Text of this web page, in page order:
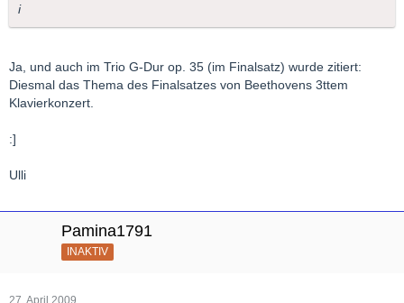
i
Ja, und auch im Trio G-Dur op. 35 (im Finalsatz) wurde zitiert:
Diesmal das Thema des Finalsatzes von Beethovens 3ttem
Klavierkonzert.
:]
Ulli
Pamina1791
INAKTIV